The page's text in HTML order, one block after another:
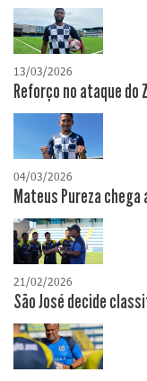
13/03/2026
Reforço no ataque do
04/03/2026
Mateus Pureza chega
21/02/2026
São José decide